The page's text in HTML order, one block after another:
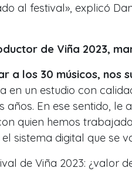
al festival», explicó
de Viña 2023,
a los 30 músicos, nos
en un estudio con
años. En ese sentido, le
quien hemos
sistema digital que se
de Viña 2023: ¿valor